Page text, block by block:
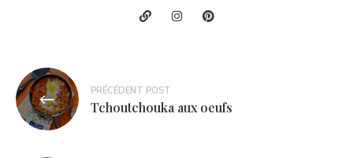
Navigation
de
l’article
PRÉCÉDENT POST
Tchoutchouka aux oeufs